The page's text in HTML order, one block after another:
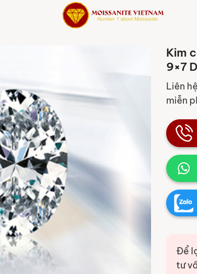
Kim
9×7
Liên
miễn
Để
tư